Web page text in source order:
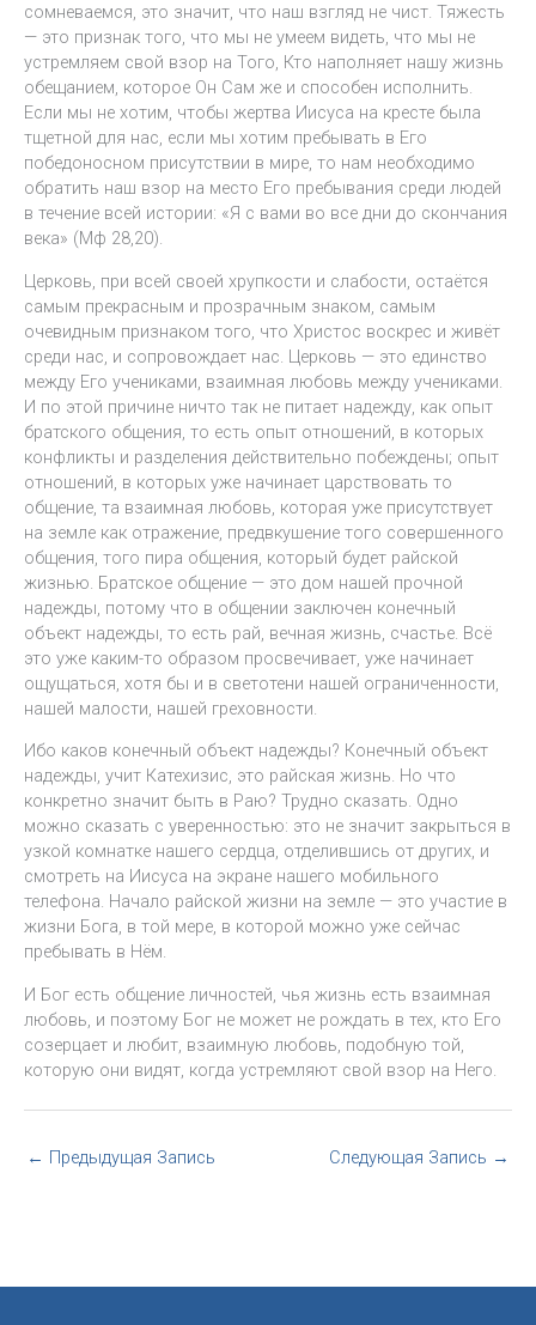
сомневаемся, это значит, что наш взгляд не чист. Тяжесть
— это признак того, что мы не умеем видеть, что мы не
устремляем свой взор на Того, Кто наполняет нашу жизнь
обещанием, которое Он Сам же и способен исполнить.
Если мы не хотим, чтобы жертва Иисуса на кресте была
тщетной для нас, если мы хотим пребывать в Его
победоносном присутствии в мире, то нам необходимо
обратить наш взор на место Его пребывания среди людей
в течение всей истории: «Я с вами во все дни до скончания
века» (Мф 28,20).
Церковь, при всей своей хрупкости и слабости, остаётся
самым прекрасным и прозрачным знаком, самым
очевидным признаком того, что Христос воскрес и живёт
среди нас, и сопровождает нас. Церковь — это единство
между Его учениками, взаимная любовь между учениками.
И по этой причине ничто так не питает надежду, как опыт
братского общения, то есть опыт отношений, в которых
конфликты и разделения действительно побеждены; опыт
отношений, в которых уже начинает царствовать то
общение, та взаимная любовь, которая уже присутствует
на земле как отражение, предвкушение того совершенного
общения, того пира общения, который будет райской
жизнью. Братское общение — это дом нашей прочной
надежды, потому что в общении заключен конечный
объект надежды, то есть рай, вечная жизнь, счастье. Всё
это уже каким-то образом просвечивает, уже начинает
ощущаться, хотя бы и в светотени нашей ограниченности,
нашей малости, нашей греховности.
Ибо каков конечный объект надежды? Конечный объект
надежды, учит Катехизис, это райская жизнь. Но что
конкретно значит быть в Раю? Трудно сказать. Одно
можно сказать с уверенностью: это не значит закрыться в
узкой комнатке нашего сердца, отделившись от других, и
смотреть на Иисуса на экране нашего мобильного
телефона. Начало райской жизни на земле — это участие в
жизни Бога, в той мере, в которой можно уже сейчас
пребывать в Нём.
И Бог есть общение личностей, чья жизнь есть взаимная
любовь, и поэтому Бог не может не рождать в тех, кто Его
созерцает и любит, взаимную любовь, подобную той,
которую они видят, когда устремляют свой взор на Него.
← Предыдущая Запись Следующая Запись →